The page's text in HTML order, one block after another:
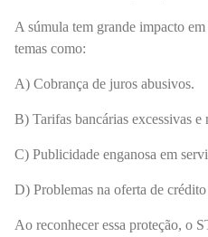
A súmula tem grande impacto
temas como:
A) Cobrança de juros abusivos.
B) Tarifas bancárias excessivas
C) Publicidade enganosa em
D) Problemas na oferta de
Ao reconhecer essa proteção, o